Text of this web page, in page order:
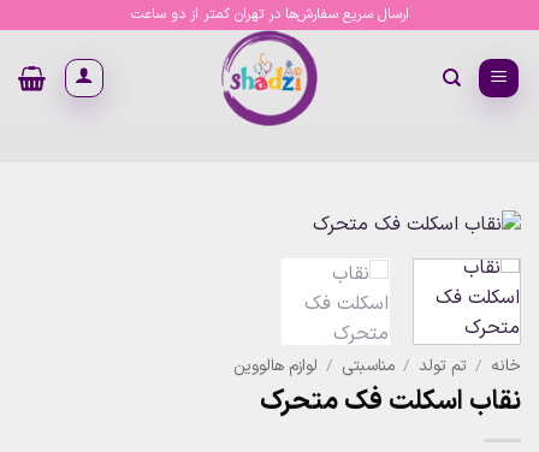
content
ارسال سریع سفارش‌ها در تهران کمتر از دو ساعت
خانه / تم تولد / مناسبتی / لوازم هالووین
نقاب اسکلت فک متحرک